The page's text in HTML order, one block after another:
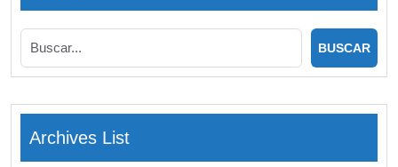
Archives List